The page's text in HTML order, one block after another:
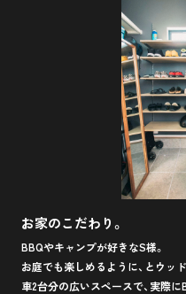
お家のこだわり。
BBQやキャンプが好きなS様。
お庭でも楽しめるように、とウッ
車2台分の広いスペースで、実際に